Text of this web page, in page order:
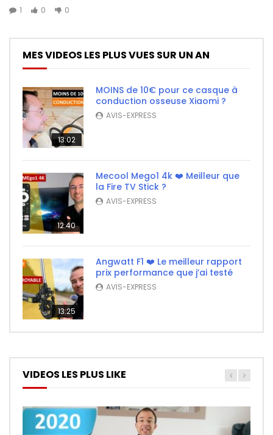
1 0 0
MES VIDEOS LES PLUS VUES SUR UN AN
13:02
MOINS de 10€ pour ce casque à
conduction osseuse Xiaomi ?
AVIS-EXPRESS
12:40
Mecool Mego1 4k ❤️ Meilleur que
la Fire TV Stick ?
AVIS-EXPRESS
13:25
Angwatt F1 ❤️ Le meilleur rapport
prix performance que j’ai testé
AVIS-EXPRESS
VIDEOS LES PLUS LIKE